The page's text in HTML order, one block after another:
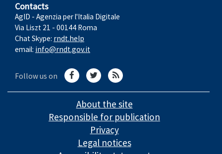
Contacts
AgID - Agenzia per l'Italia Digitale
Via Liszt 21 - 00144 Roma
Chat Skype: rndt.help
email: info@rndt.gov.it
Follow us on
About the site
Responsible for publication
Privacy
Legal notices